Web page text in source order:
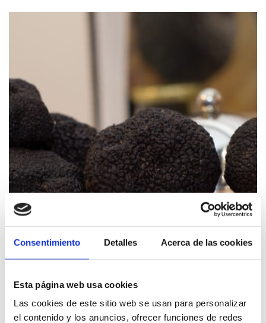
Consentimiento Detalles Acerca de las cookies
Esta página web usa cookies
Las cookies de este sitio web se usan para personalizar
el contenido y los anuncios, ofrecer funciones de redes